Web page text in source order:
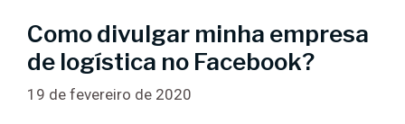
Como divulgar minha empresa
de logística no Facebook?
19 de fevereiro de 2020